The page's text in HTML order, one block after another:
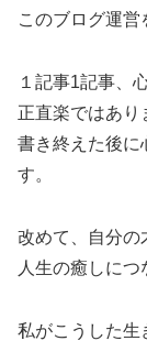
このブログ運営
１記事1記事、
正直楽ではあり
書き終えた後に
す。
改めて、自分の
人生の癒しにつ
私がこうした生